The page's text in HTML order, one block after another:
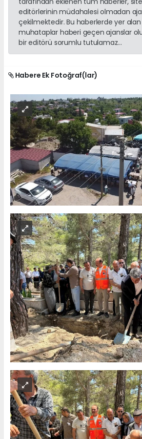
editörlerinin müdahalesi olmadan
çekilmektedir. Bu haberlerde yer
muhataplar haberi geçen ajanslar
bir editörü sorumlu tutulamaz...
Habere Ek Fotoğraf(lar)